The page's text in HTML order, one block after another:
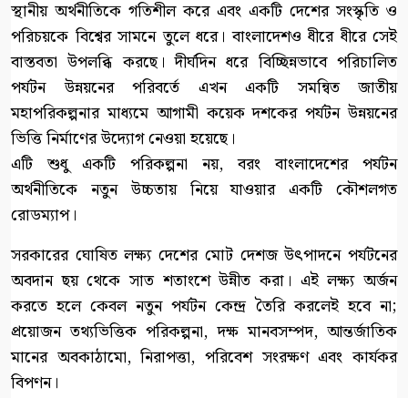
স্থানীয় অর্থনীতিকে গতিশীল করে এবং একটি দেশের সংস্কৃতি ও
পরিচয়কে বিশ্বের সামনে তুলে ধরে। বাংলাদেশও ধীরে ধীরে সেই
বাস্তবতা উপলব্ধি করছে। দীর্ঘদিন ধরে বিচ্ছিন্নভাবে পরিচালিত
পর্যটন উন্নয়নের পরিবর্তে এখন একটি সমন্বিত জাতীয়
মহাপরিকল্পনার মাধ্যমে আগামী কয়েক দশকের পর্যটন উন্নয়নের
ভিত্তি নির্মাণের উদ্যোগ নেওয়া হয়েছে।
এটি শুধু একটি পরিকল্পনা নয়, বরং বাংলাদেশের পর্যটন
অর্থনীতিকে নতুন উচ্চতায় নিয়ে যাওয়ার একটি কৌশলগত
রোডম্যাপ।
সরকারের ঘোষিত লক্ষ্য দেশের মোট দেশজ উৎপাদনে পর্যটনের
অবদান ছয় থেকে সাত শতাংশে উন্নীত করা। এই লক্ষ্য অর্জন
করতে হলে কেবল নতুন পর্যটন কেন্দ্র তৈরি করলেই হবে না;
প্রয়োজন তথ্যভিত্তিক পরিকল্পনা, দক্ষ মানবসম্পদ, আন্তর্জাতিক
মানের অবকাঠামো, নিরাপত্তা, পরিবেশ সংরক্ষণ এবং কার্যকর
বিপণন।